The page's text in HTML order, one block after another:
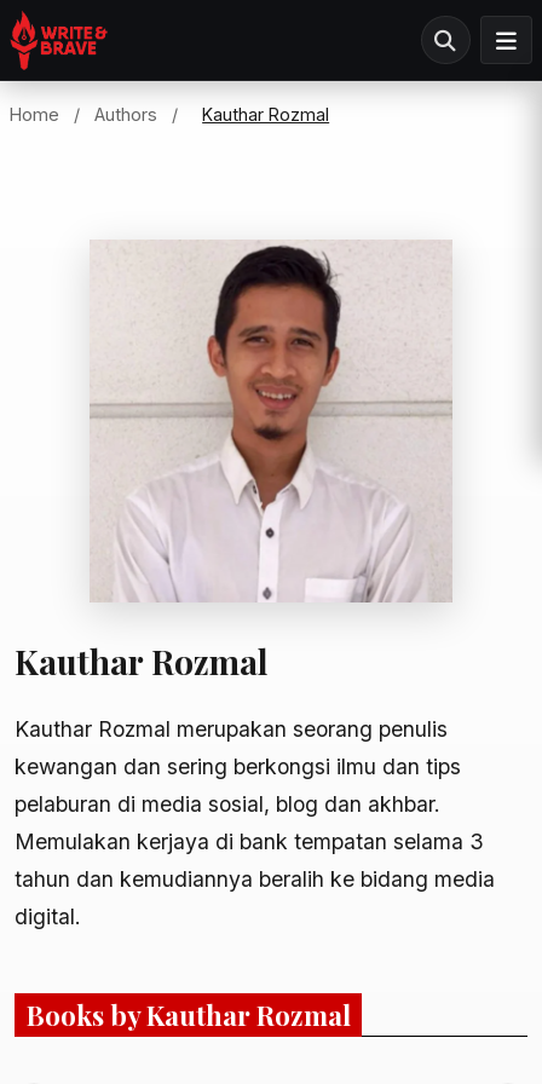
Home / Authors / Kauthar Rozmal
Kauthar Rozmal
Kauthar Rozmal merupakan seorang penulis
kewangan dan sering berkongsi ilmu dan tips
pelaburan di media sosial, blog dan akhbar.
Memulakan kerjaya di bank tempatan selama 3
tahun dan kemudiannya beralih ke bidang media
digital.
Books by Kauthar Rozmal